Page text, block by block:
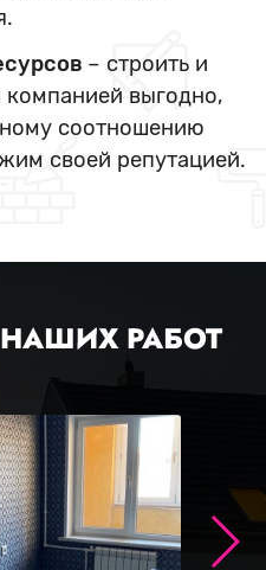
– строить и
выгодно,
соотношению
своей репутацией.
РАБОТ